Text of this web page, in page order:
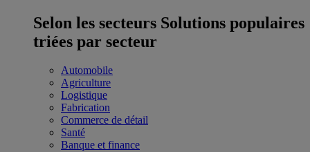
Selon les secteurs Solutions populaires
triées par secteur
Automobile
Agriculture
Logistique
Fabrication
Commerce de détail
Santé
Banque et finance